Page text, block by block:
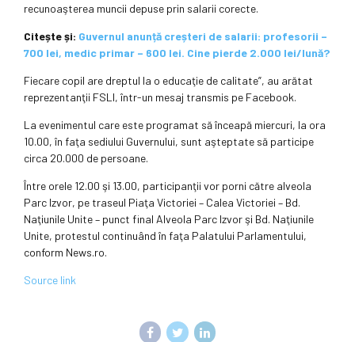
recunoaşterea muncii depuse prin salarii corecte.
Citește și: Guvernul anunță creșteri de salarii: profesorii –
700 lei, medic primar – 600 lei. Cine pierde 2.000 lei/lună?
Fiecare copil are dreptul la o educaţie de calitate”, au arătat
reprezentanţii FSLI, într-un mesaj transmis pe Facebook.
La evenimentul care este programat să înceapă miercuri, la ora
10.00, în faţa sediului Guvernului, sunt aşteptate să participe
circa 20.000 de persoane.
Între orele 12.00 şi 13.00, participanţii vor porni către alveola
Parc Izvor, pe traseul Piaţa Victoriei – Calea Victoriei – Bd.
Naţiunile Unite – punct final Alveola Parc Izvor şi Bd. Naţiunile
Unite, protestul continuând în faţa Palatului Parlamentului,
conform News.ro.
Source link